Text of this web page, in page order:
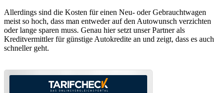
Allerdings sind die Kosten für einen Neu- oder Gebrauchtwagen
meist so hoch, dass man entweder auf den Autowunsch verzichten
oder lange sparen muss. Genau hier setzt unser Partner als
Kreditvermittler für günstige Autokredite an und zeigt, dass es auch
schneller geht.